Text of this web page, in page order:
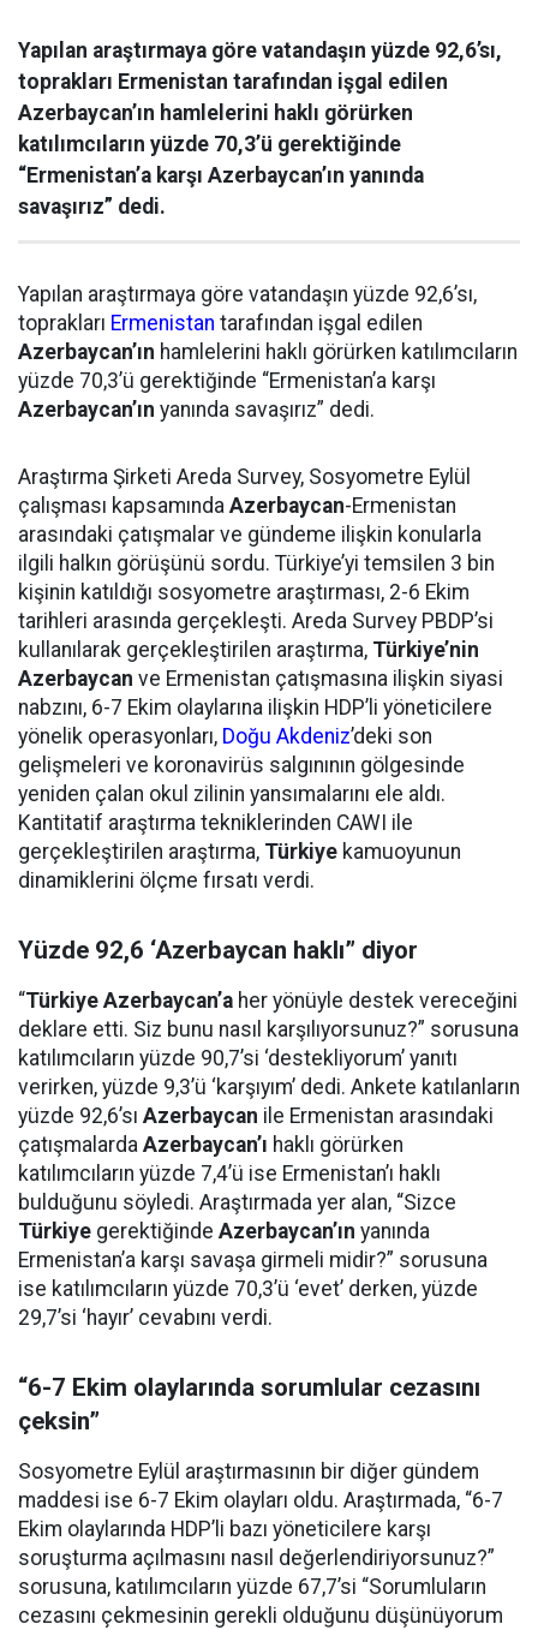
Yapılan araştırmaya göre vatandaşın yüzde 92,6’sı,
toprakları Ermenistan tarafından işgal edilen
Azerbaycan’ın hamlelerini haklı görürken
katılımcıların yüzde 70,3’ü gerektiğinde
“Ermenistan’a karşı Azerbaycan’ın yanında
savaşırız” dedi.
Yapılan araştırmaya göre vatandaşın yüzde 92,6’sı,
toprakları Ermenistan tarafından işgal edilen
Azerbaycan’ın hamlelerini haklı görürken katılımcıların
yüzde 70,3’ü gerektiğinde “Ermenistan’a karşı
Azerbaycan’ın yanında savaşırız” dedi.
Araştırma Şirketi Areda Survey, Sosyometre Eylül
çalışması kapsamında Azerbaycan-Ermenistan
arasındaki çatışmalar ve gündeme ilişkin konularla
ilgili halkın görüşünü sordu. Türkiye’yi temsilen 3 bin
kişinin katıldığı sosyometre araştırması, 2-6 Ekim
tarihleri arasında gerçekleşti. Areda Survey PBDP’si
kullanılarak gerçekleştirilen araştırma, Türkiye’nin
Azerbaycan ve Ermenistan çatışmasına ilişkin siyasi
nabzını, 6-7 Ekim olaylarına ilişkin HDP’li yöneticilere
yönelik operasyonları, Doğu Akdeniz’deki son
gelişmeleri ve koronavirüs salgınının gölgesinde
yeniden çalan okul zilinin yansımalarını ele aldı.
Kantitatif araştırma tekniklerinden CAWI ile
gerçekleştirilen araştırma, Türkiye kamuoyunun
dinamiklerini ölçme fırsatı verdi.
Yüzde 92,6 ‘Azerbaycan haklı” diyor
“Türkiye Azerbaycan’a her yönüyle destek vereceğini
deklare etti. Siz bunu nasıl karşılıyorsunuz?” sorusuna
katılımcıların yüzde 90,7’si ‘destekliyorum’ yanıtı
verirken, yüzde 9,3’ü ‘karşıyım’ dedi. Ankete katılanların
yüzde 92,6’sı Azerbaycan ile Ermenistan arasındaki
çatışmalarda Azerbaycan’ı haklı görürken
katılımcıların yüzde 7,4’ü ise Ermenistan’ı haklı
bulduğunu söyledi. Araştırmada yer alan, “Sizce
Türkiye gerektiğinde Azerbaycan’ın yanında
Ermenistan’a karşı savaşa girmeli midir?” sorusuna
ise katılımcıların yüzde 70,3’ü ‘evet’ derken, yüzde
29,7’si ‘hayır’ cevabını verdi.
“6-7 Ekim olaylarında sorumlular cezasını
çeksin”
Sosyometre Eylül araştırmasının bir diğer gündem
maddesi ise 6-7 Ekim olayları oldu. Araştırmada, “6-7
Ekim olaylarında HDP’li bazı yöneticilere karşı
soruşturma açılmasını nasıl değerlendiriyorsunuz?”
sorusuna, katılımcıların yüzde 67,7’si “Sorumluların
cezasını çekmesinin gerekli olduğunu düşünüyorum